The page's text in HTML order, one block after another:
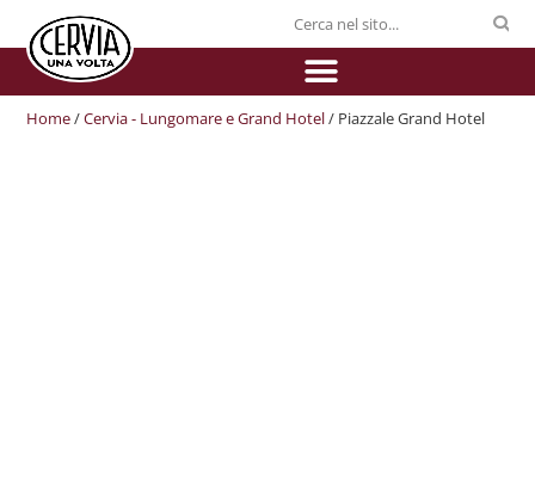
Home/Cervia - Lungomare e Grand Hotel/ Piazzale Grand Hotel